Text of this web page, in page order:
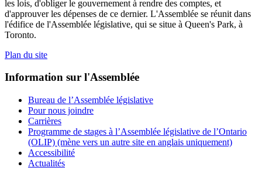
les lois, d'obliger le gouvernement à rendre des comptes, et
d'approuver les dépenses de ce dernier. L'Assemblée se réunit dans
l'édifice de l'Assemblée législative, qui se situe à Queen's Park, à
Toronto.
Plan du site
Information sur l'Assemblée
Bureau de l’Assemblée législative
Pour nous joindre
Carrières
Programme de stages à l’Assemblée législative de l’Ontario
(OLIP) (mène vers un autre site en anglais uniquement)
Accessibilité
Actualités